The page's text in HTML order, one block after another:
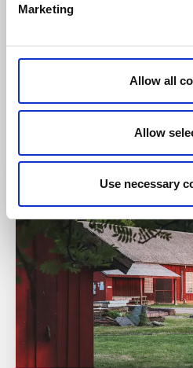
Marketing
Allow all
Allow
Use necessary
Biosphärenreservat
Mehr lesen